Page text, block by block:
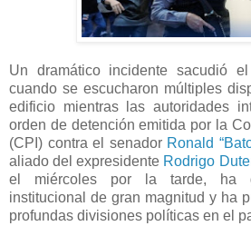
Un dramático incidente sacudió el
cuando se escucharon múltiples
edificio mientras las autoridades
orden de detención emitida por la
(CPI) contra el senador Ronald
aliado del expresidente Rodrigo
el miércoles por la tarde, ha
institucional de gran magnitud y ha
profundas divisiones políticas en el